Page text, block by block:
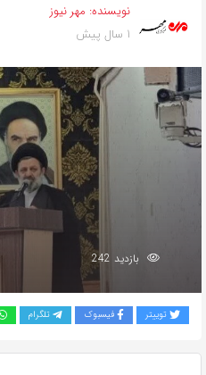
نویسنده: مهر نیوز
1 سال پیش
بازدید 242
توییتر فیسبوک تلگرام